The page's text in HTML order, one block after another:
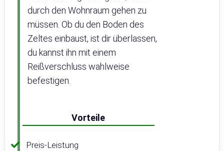
durch den Wohnraum gehen zu
müssen. Ob du den Boden des
Zeltes einbaust, ist dir überlassen,
du kannst ihn mit einem
Reißverschluss wahlweise
befestigen.
Vorteile
Preis-Leistung